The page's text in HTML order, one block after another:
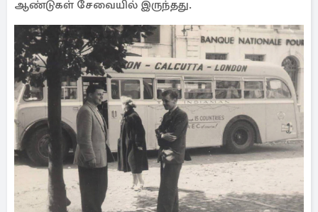
ஆண்டுகள் சேவையில் இருந்தது.